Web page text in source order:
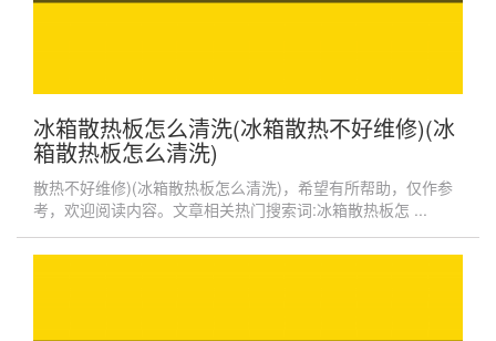
冰箱散热板怎么清洗(冰箱散热不好维修)(冰
箱散热板怎么清洗)
散热不好维修)(冰箱散热板怎么清洗)，希望有所帮助，仅作参
考，欢迎阅读内容。文章相关热门搜索词:冰箱散热板怎 ...